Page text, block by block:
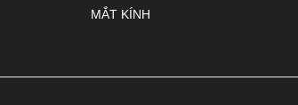
MẮT KÍNH